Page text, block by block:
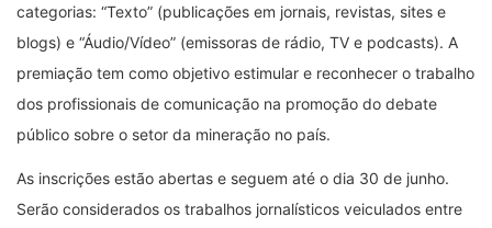
categorias: “Texto” (publicações em jornais, revistas, sites e
blogs) e “Áudio/Vídeo” (emissoras de rádio, TV e podcasts). A
premiação tem como objetivo estimular e reconhecer o trabalho
dos profissionais de comunicação na promoção do debate
público sobre o setor da mineração no país.
As inscrições estão abertas e seguem até o dia 30 de junho.
Serão considerados os trabalhos jornalísticos veiculados entre